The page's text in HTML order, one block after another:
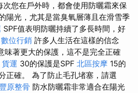
次您在戶外時，都會使用防曬霜來保
陽光，尤其是當臭氧層薄且在滑雪季
SPF值表明防曬持續了多長時間，好
數位行銷 許多人生活在這樣的信念
味著更大的保護，這不是完全正確
貨運 30的保護是SPF 北區按摩 15的
正確。 為了防止毛孔堵塞，請選
豐原整骨 防水防曬霜非常適合在陽光